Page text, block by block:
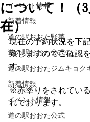
イベント情報
新着情報
道の駅おおた野菜
道の駅おおた公式
道の駅おおたジムキョク
新着情報
イベント情報
道の駅おおた公式
について！（
在）
現在の予約状況を下
致しますのでご確認
す。
※赤塗りをされてい
れております。